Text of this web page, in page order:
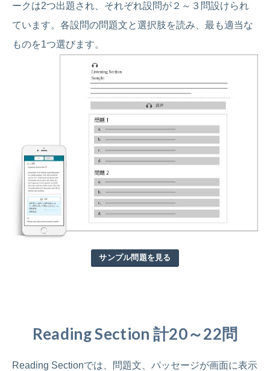
ークは2つ出題され、それぞれ設問が２～３問設けられ
ています。各設問の問題文と選択肢を読み、最も適当な
ものを1つ選びます。
サンプル問題を見る
Reading Section 計20～22問
Reading Sectionでは、問題文、パッセージが画面に表示